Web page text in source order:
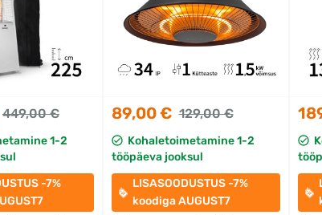
449,00 €
1-2
-7%
89,00 € 129,00 €
Kohaletoimetamine 1-2
tööpäeva jooksul
LISASOODUSTUS -7%
koodiga AUGUST7